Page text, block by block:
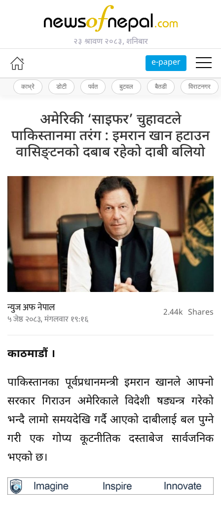
२३ श्रावण २०८३, शनिबार
e-paper
काभ्रे डोटी पर्वत बुटवल बैतडी विराटनगर
अमेरिकी ‘साइफर’ चुहावटले
पाकिस्तानमा तरंग : इमरान खान हटाउन
वासिङ्टनको दबाब रहेको दाबी बलियो
न्युज अफ नेपाल
५ जेष्ठ २०८३, मंगलवार १९:१६ 2.44k Shares
काठमाडौं ।
पाकिस्तानका पूर्वप्रधानमन्त्री इमरान खानले आफ्नो
सरकार गिराउन अमेरिकाले विदेशी षड्यन्त्र गरेको
भन्दै लामो समयदेखि गर्दै आएको दाबीलाई बल पुग्ने
गरी एक गोप्य कूटनीतिक दस्ताबेज सार्वजनिक
भएको छ।